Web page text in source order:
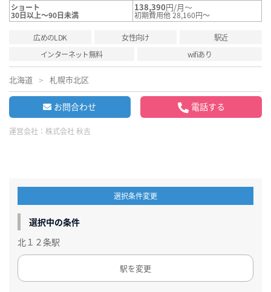
ショート
30日以上～90日未満
138,390円/月～
初期費用他 28,160円～
広めのLDK 女性向け
駅近
インターネット無料
wifiあり
北海道 札幌市北区
お問合わせ 電話する
運営会社： 株式会社 秋吉
選択条件変更
選択中の条件
北１２条駅
駅を変更